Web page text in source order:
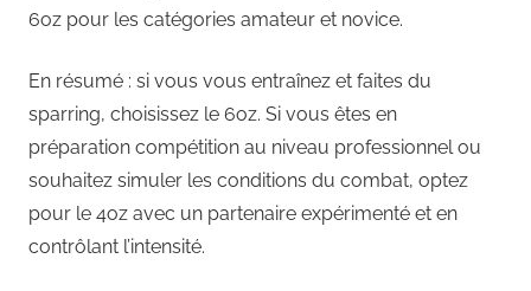
6oz pour les catégories amateur et novice.
En résumé : si vous vous entraînez et faites du
sparring, choisissez le 6oz. Si vous êtes en
préparation compétition au niveau professionnel ou
souhaitez simuler les conditions du combat, optez
pour le 4oz avec un partenaire expérimenté et en
contrôlant l’intensité.